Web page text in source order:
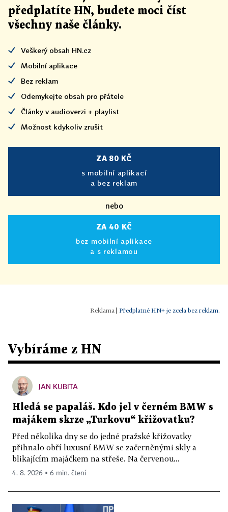
předplatíte HN, budete moci číst
všechny naše články.
Veškerý obsah HN.cz
Mobilní aplikace
Bez reklam
Odemykejte obsah pro přátele
Články v audioverzi + playlist
Možnost kdykoliv zrušit
ZA 80 KČ
s mobilní aplikací
a bez reklam
nebo
ZA 40 KČ
bez mobilní aplikace
a s reklamou
Předplatné HN+ je zcela bez reklam.
Vybíráme z HN
JAN KUBITA
Hledá se papaláš. Kdo jel v černém BMW s
majákem skrze „Turkovu“ křižovatku?
Před několika dny se do jedné pražské křižovatky
přihnalo obří luxusní BMW se začerněnými skly a
blikajícím majáčkem na střeše. Na červenou...
4. 8. 2026 ▪ 6 min. čtení